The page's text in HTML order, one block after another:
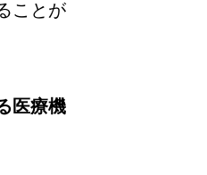
ことが
医療機